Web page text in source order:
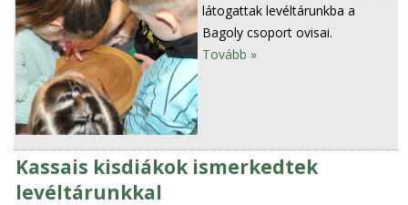
látogattak levéltárunkba a
Bagoly csoport ovisai.
Tovább »
Kassais kisdiákok ismerkedtek
levéltárunkkal